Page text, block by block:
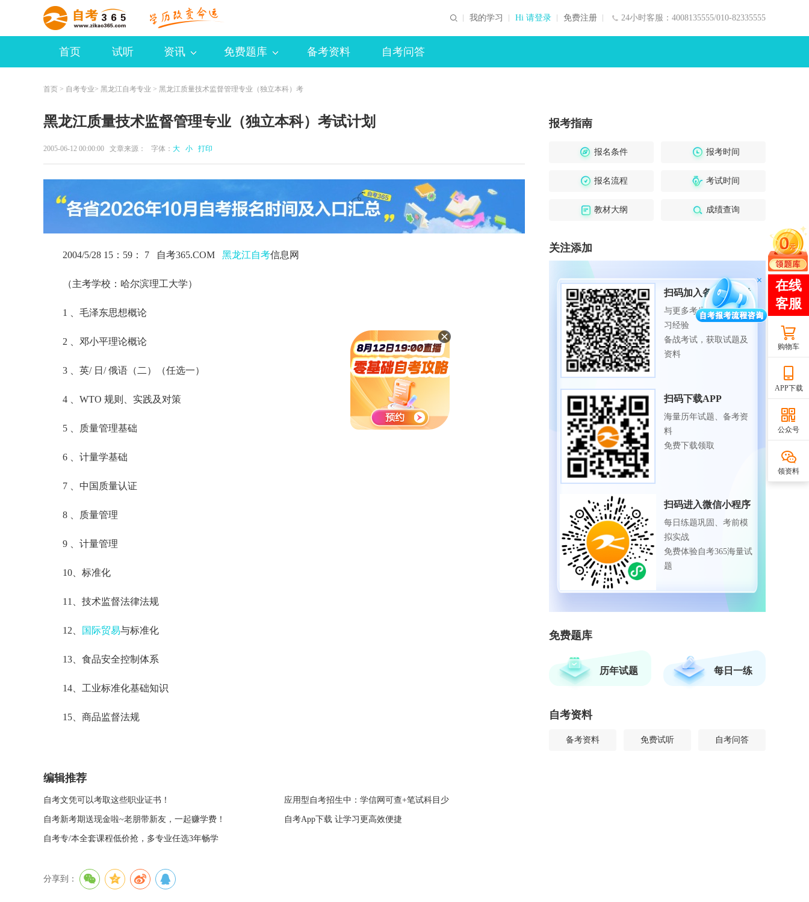
24小时客服：4008135555/010-82335555
我的学习 Hi 请登录 免费注册
首页 试听 资讯 免费题库 备考资料 自考问答
首页 > 自考专业> 黑龙江自考专业 > 黑龙江质量技术监督管理专业（独立本科）考
黑龙江质量技术监督管理专业（独立本科）考试计划
2005-06-12 00:00:00 文章来源： 字体： 大 小 打印
2004/5/28 15：59： 7 自考365.COM 黑龙江自考信息网
（主考学校：哈尔滨理工大学）
1 、毛泽东思想概论
2 、邓小平理论概论
3 、英/ 日/ 俄语（二）（任选一）
4 、WTO 规则、实践及对策
5 、质量管理基础
6 、计量学基础
7 、中国质量认证
8 、质量管理
9 、计量管理
10、标准化
11、技术监督法律法规
12、 国际贸易与标准化
13、食品安全控制体系
14、工业标准化基础知识
15、商品监督法规
编辑推荐
自考文凭可以考取这些职业证书！ 应用型自考招生中：学信网可查+笔试科目少
自考新考期送现金啦~老朋带新友，一起赚学费！ 自考App下载 让学习更高效便捷
自考专/本全套课程低价抢，多专业任选3年畅学
分享到：
报考指南
报名条件 报考时间
报名流程 考试时间
教材大纲 成绩查询
关注添加
扫码加入备考交流群
与更多考生一起交流学
习经验
备战考试，获取试题及
资料
扫码下载APP
海量历年试题、备考资
料
免费下载领取
扫码进入微信小程序
每日练题巩固、考前模
拟实战
免费体验自考365海量试
题
免费题库
历年试题 每日一练
自考资料
备考资料 免费试听 自考问答
购物车
APP下载
公众号
领资料